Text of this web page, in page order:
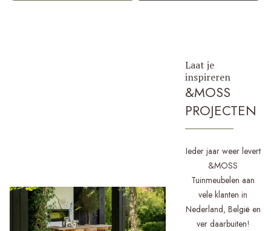
Laat je
inspireren
&MOSS
PROJECTEN
Ieder jaar weer levert
&MOSS
Tuinmeubelen aan
vele klanten in
Nederland, België en
ver daarbuiten!